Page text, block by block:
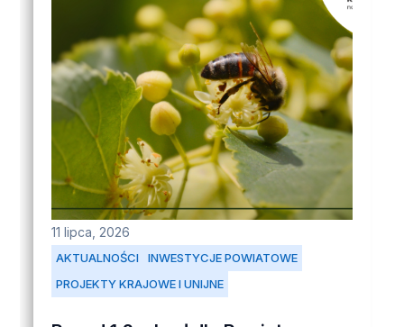
AKTUALNOŚCI
INWESTYCJE POWIATOWE
PROJEKTY KRAJOWE I UNIJNE
11 lipca, 2026